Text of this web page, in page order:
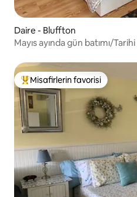
Daire - Bluffton
Mayıs ayında gün batımı/
Misafirlerin favorilerinden en
Misafirlerin favorisi